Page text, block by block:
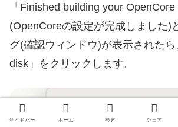
「Finished building your OpenCore
(OpenCoreの設定が完成しました)
グ(確認ウィンドウ)が表示された
disk」をクリックします。
サイドバー ホーム 検索 シェア